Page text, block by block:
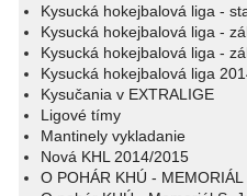
Kysucká hokejbalová liga -
Kysucká hokejbalová liga -
Kysucká hokejbalová liga -
Kysucká hokejbalová liga
Kysučania v EXTRALIGE
Ligové tímy
Mantinely vykladanie
Nová KHL 2014/2015
O POHÁR KHÚ - MEMORIÁL